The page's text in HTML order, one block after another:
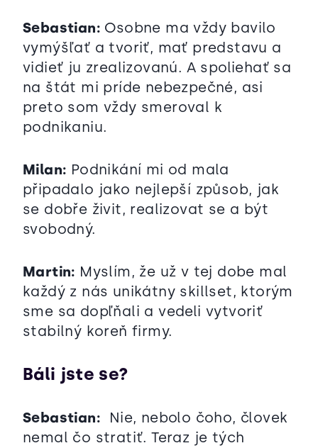
Sebastian: Osobne ma vždy bavilo
vymýšľať a tvoriť, mať predstavu a
vidieť ju zrealizovanú. A spoliehať sa
na štát mi príde nebezpečné, asi
preto som vždy smeroval k
podnikaniu.
Milan: Podnikání mi od mala
připadalo jako nejlepší způsob, jak
se dobře živit, realizovat se a být
svobodný.
Martin: Myslím, že už v tej dobe mal
každý z nás unikátny skillset, ktorým
sme sa dopľňali a vedeli vytvoriť
stabilný koreň firmy.
Báli jste se?
Sebastian: Nie, nebolo čoho, človek
nemal čo stratiť. Teraz je tých